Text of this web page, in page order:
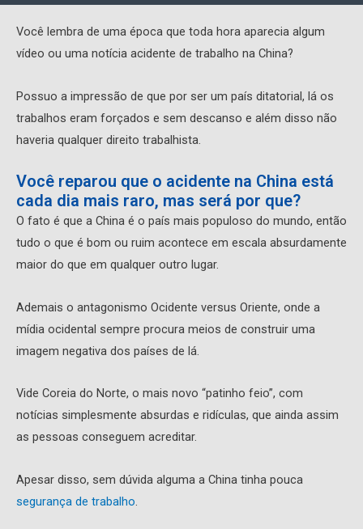
Você lembra de uma época que toda hora aparecia algum
vídeo ou uma notícia acidente de trabalho na China?
Possuo a impressão de que por ser um país ditatorial, lá os
trabalhos eram forçados e sem descanso e além disso não
haveria qualquer direito trabalhista.
Você reparou que o acidente na China está
cada dia mais raro, mas será por que?
O fato é que a China é o país mais populoso do mundo, então
tudo o que é bom ou ruim acontece em escala absurdamente
maior do que em qualquer outro lugar.
Ademais o antagonismo Ocidente versus Oriente, onde a
mídia ocidental sempre procura meios de construir uma
imagem negativa dos países de lá.
Vide Coreia do Norte, o mais novo “patinho feio”, com
notícias simplesmente absurdas e ridículas, que ainda assim
as pessoas conseguem acreditar.
Apesar disso, sem dúvida alguma a China tinha pouca
segurança de trabalho.